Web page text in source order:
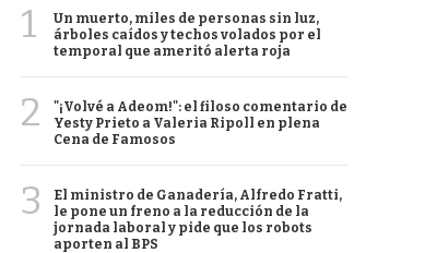
1
Un muerto, miles de personas sin luz,
árboles caídos y techos volados por el
temporal que ameritó alerta roja
2
"¡Volvé a Adeom!": el filoso comentario de
Yesty Prieto a Valeria Ripoll en plena
Cena de Famosos
3
El ministro de Ganadería, Alfredo Fratti,
le pone un freno a la reducción de la
jornada laboral y pide que los robots
aporten al BPS